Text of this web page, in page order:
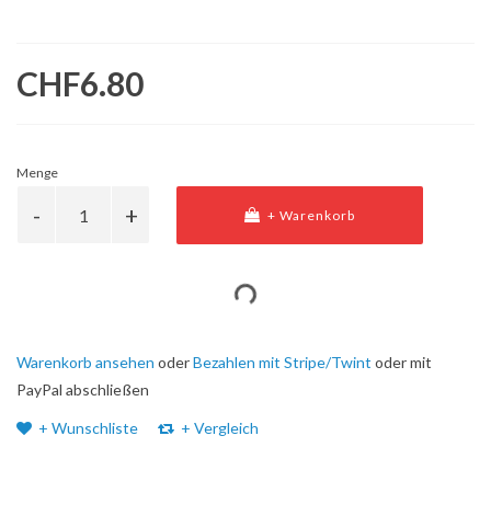
CHF6.80
Menge
+ Warenkorb
Warenkorb ansehen oderBezahlen mit Stripe/Twint oder mit
PayPal abschließen
+ Wunschliste + Vergleich